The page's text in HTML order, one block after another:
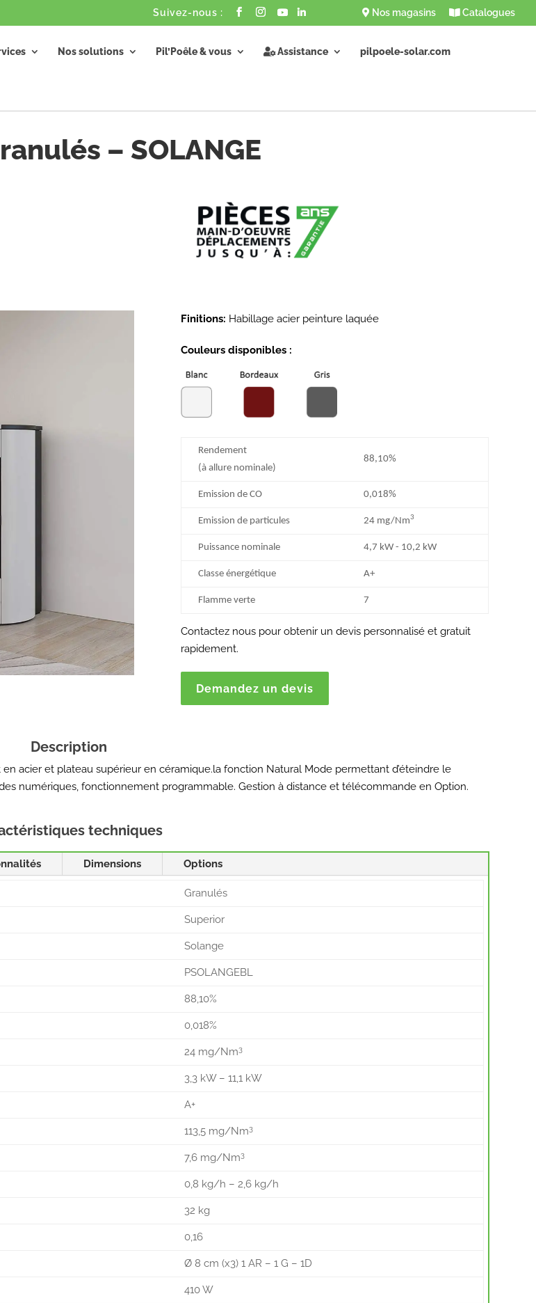
Nos magasins Catalogues
Nos solutions Pil’Poêle & vous Assistance pilpoele-solar.com
– SOLANGE
Finitions: Habillage acier peinture laquée
Couleurs disponibles :
Rendement
(à allure nominale)
88,10%
Emission de CO 0,018%
Emission de particules 24 mg/Nm3
Puissance nominale 4,7 kW - 10,2 kW
Classe énergétique A+
Flamme verte 7
Contactez nous pour obtenir un devis personnalisé et gratuit
rapidement.
Demandez un devis
Description
acier et plateau supérieur en céramique.la fonction Natural Mode permettant d’éteindre le
numériques, fonctionnement programmable. Gestion à distance et télécommande en Option.
techniques
Dimensions Options
Granulés
Superior
Solange
PSOLANGEBL
88,10%
0,018%
24 mg/Nm3
3,3 kW – 11,1 kW
A+
113,5 mg/Nm3
7,6 mg/Nm3
0,8 kg/h – 2,6 kg/h
32 kg
0,16
Ø 8 cm (x3) 1 AR – 1 G – 1D
410 W